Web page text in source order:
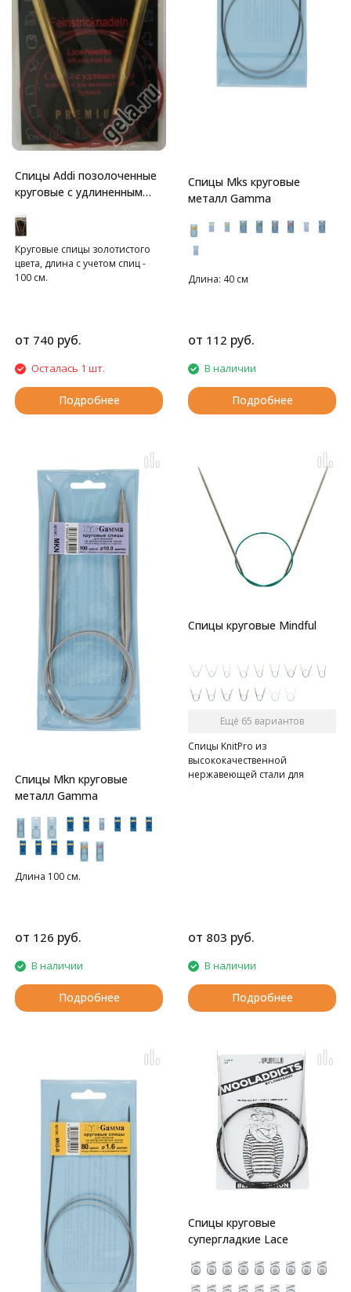
Спицы Addi позолоченные
круговые с удлиненным
пряжи
Круговые спицы золотистого
цвета, длина с учетом спиц -
100 см.
от 740 руб.
Осталась 1 шт.
Подробнее
Спицы Mks круговые
металл Gamma
Длина: 40 см
от 112 руб.
В наличии
Подробнее
Спицы Mkn круговые
металл Gamma
Длина 100 см.
от 126 руб.
В наличии
Подробнее
Спицы круговые Mindful
Ещё 65 вариантов
Спицы KnitPro из
высококачественной
нержавеющей стали для
безупречного вязания.
от 803 руб.
В наличии
Подробнее
Спицы круговые
супергладкие Lace